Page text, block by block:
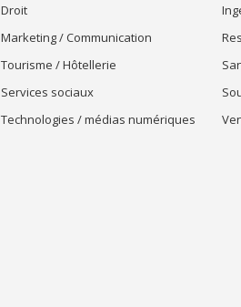
Droit
Marketing / Communication
Tourisme / Hôtellerie
Services sociaux
Technologies / médias numériques